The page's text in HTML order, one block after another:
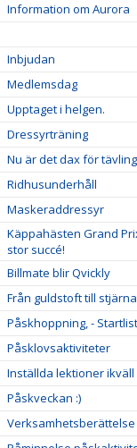
Information om Aurora
Inbjudan
Medlemsdag
Upptaget i helgen.
Dressyrträning
Nu är det dax för
Ridhusunderhåll
Maskeraddressyr
Käppahästen Grand
stor succé!
Billmate blir Qvickly
Från guldstoft till stjärna
Påskhoppning, -
Påsklovsaktiviteter
Inställda lektioner ikväll
Påskveckan :)
Verksamhetsberättelse